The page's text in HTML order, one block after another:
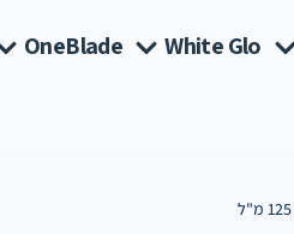
White Glo
OneBlade